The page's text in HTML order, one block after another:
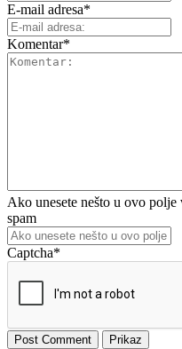
E-mail adresa*
Komentar*
Ako unesete nešto u ovo
spam
Captcha*